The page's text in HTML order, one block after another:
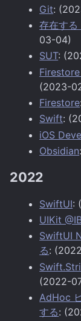
Git:
存在す
03-04)
SUT:
(2023-
Firestore
Swift:
iOS
Obsidian
2022
SwiftUI:
UIKit
SwiftUI
る:
(2022-
AdHoc
する: